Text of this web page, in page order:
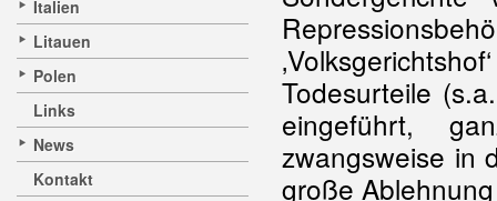
Italien
Litauen
Polen
Links
News
Kontakt
Todesurteile
eingeführt,
zwangsweise in
große